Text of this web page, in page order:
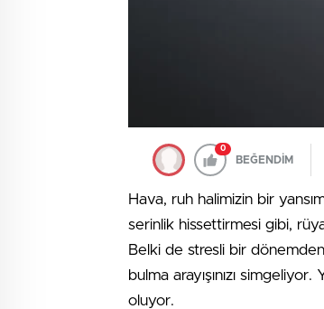
0
BEĞENDİM
Hava, ruh halimizin bir
serinlik hissettirmesi gibi,
Belki de stresli bir
bulma arayışınızı
oluyor.